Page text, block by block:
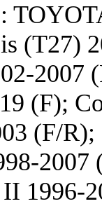
(T27)
2007
(F);
(F/
1996-